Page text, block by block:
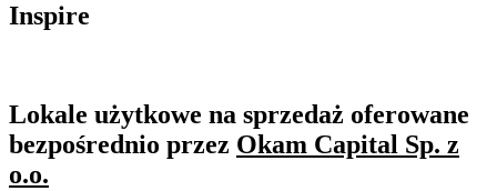
Inspire
Lokale użytkowe na sprzedaż oferowane
bezpośrednio przez Okam Capital Sp. z
o.o.